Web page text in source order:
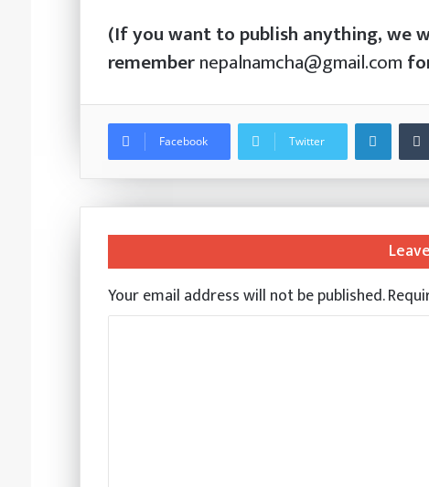
(If you want to publish anything, we
remembernepalnamcha@gmail.com
Facebook Twitter
Your email address will not be published.